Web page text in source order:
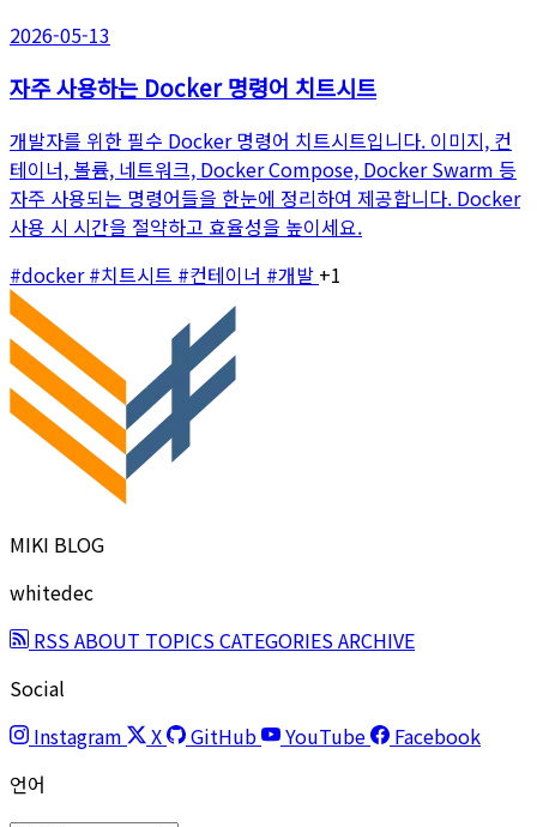
2026-05-13
자주 사용하는 Docker 명령어 치트시트
개발자를 위한 필수 Docker 명령어 치트시트입니다. 이미지, 컨
테이너, 볼륨, 네트워크, Docker Compose, Docker Swarm 등
자주 사용되는 명령어들을 한눈에 정리하여 제공합니다. Docker
사용 시 시간을 절약하고 효율성을 높이세요.
#docker#치트시트 #컨테이너 #개발 +1
MIKI BLOG
whitedec
RSSABOUT TOPICSCATEGORIESARCHIVE
Social
Instagram
X GitHub YouTube
Facebook
언어